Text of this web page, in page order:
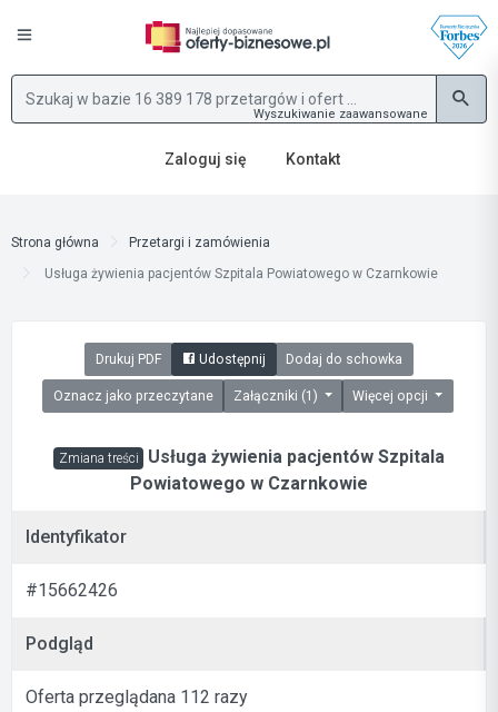
Wyszukiwanie zaawansowane
Zaloguj się Kontakt
Strona główna
Przetargi i zamówienia
Usługa żywienia pacjentów Szpitala Powiatowego w Czarnkowie
Drukuj PDF Udostępnij Dodaj do schowka
Oznacz jako przeczytane Załączniki (1) Więcej opcji
Zmiana treści
Usługa żywienia pacjentów Szpitala
Powiatowego w Czarnkowie
Identyfikator
#15662426
Podgląd
Oferta przeglądana 112 razy